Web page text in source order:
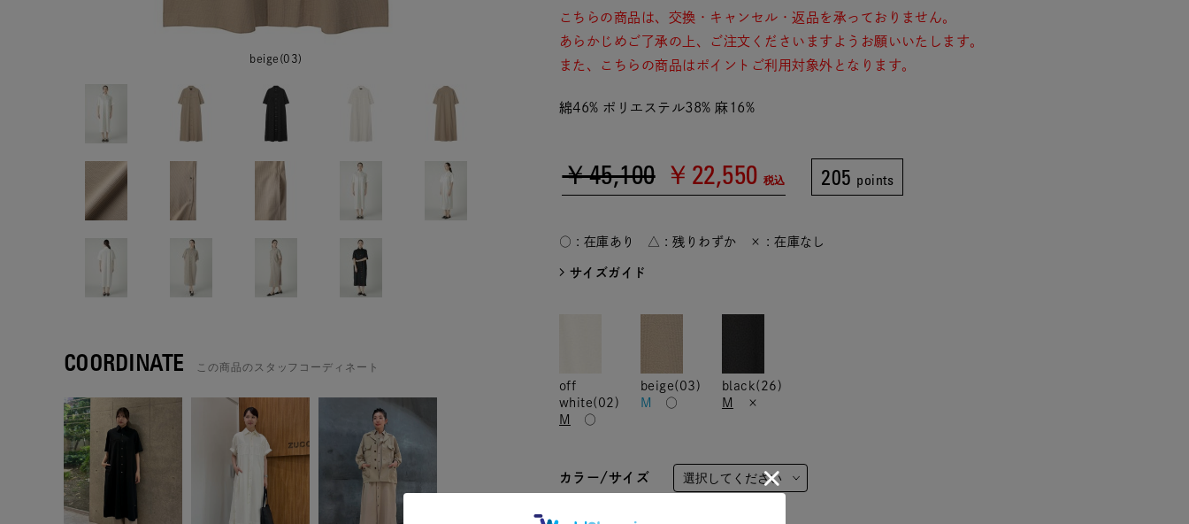
beige(03)
COORDINATE この商品のスタッフコーディネート
こちらの商品は、交換・キャンセル・返品を承っておりません。
あらかじめご了承の上、ご注文くださいますようお願いいたします。
また、こちらの商品はポイントご利用対象外となります。
綿46% ポリエステル38% 麻16%
￥45,100 ￥22,550 税込 205 points
○ : 在庫あり △ : 残りわずか × : 在庫なし
サイズガイド
off
white(02)
M
○
beige(03)
M
○
black(26)
M
×
カラー/サイズ